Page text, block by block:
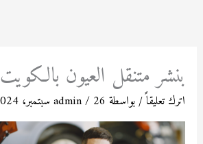
بنشر متنقل العيون بالكويت
اترك تعليقاً/ بواسطة admin/ 26 سبتمبر، 2024